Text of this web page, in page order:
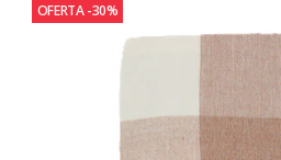
OFERTA -30%